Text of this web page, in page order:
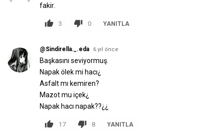
fakir.
3 0 YANITLA
@Sindirella._.eda 6 yıl önce
Başkasını seviyormuş.
Napak ölek mi hacı¿
Asfalt mı kemiren?
Mazot mu içek¿
Napak hacı napak??¿¿
17 8 YANITLA